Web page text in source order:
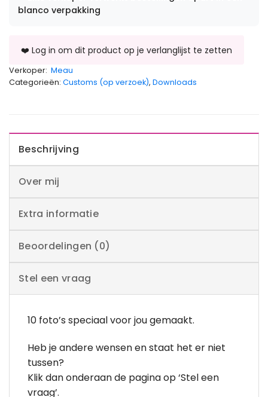
blanco verpakking
Verkoper: Meau
Categorieën: Customs (op verzoek), Downloads
Beschrijving
Over mij
Extra informatie
Beoordelingen (0)
Stel een vraag
10 foto’s speciaal voor jou gemaakt.
Heb je andere wensen en staat het er niet
tussen?
Klik dan onderaan de pagina op ‘Stel een
vraag’.